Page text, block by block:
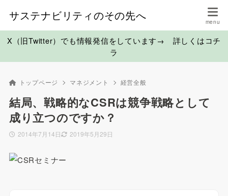
サステナビリティのその先へ
X（旧Twitter）でも情報発信をしています→ 詳しくはコチ
ラ
トップページ マネジメント 経営全般
結局、戦略的なCSRは競争戦略として
成り立つのですか？
2014年7月14日 2019年5月29日